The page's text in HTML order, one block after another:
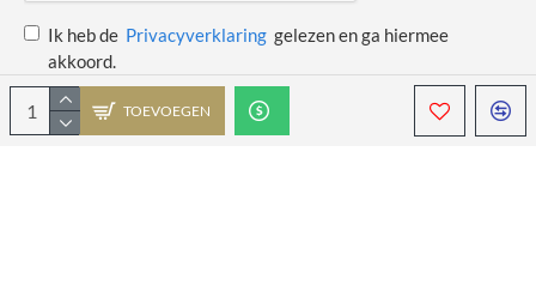
TOEVOEGEN
Ik heb de Privacyverklaring gelezen en ga hiermee
akkoord.